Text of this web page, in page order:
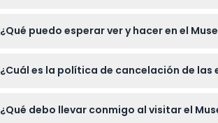
¿Qué puedo esperar ver y hacer en el
disfrutará de oportunidades interactivas
¿Cuál es la política de cancelación de
¿Qué debo llevar conmigo al visitar el